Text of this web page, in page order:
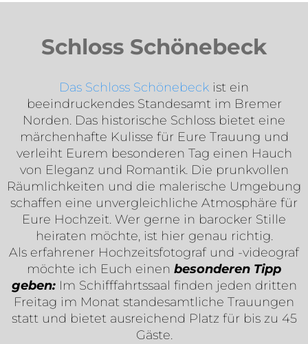
Schloss Schönebeck​
Das Schloss Schönebeck ist ein
beeindruckendes Standesamt im Bremer
Norden. Das historische Schloss bietet eine
märchenhafte Kulisse für Eure Trauung und
verleiht Eurem besonderen Tag einen Hauch
von Eleganz und Romantik. Die prunkvollen
Räumlichkeiten und die malerische Umgebung
schaffen eine unvergleichliche Atmosphäre für
Eure Hochzeit. Wer gerne in barocker Stille
heiraten möchte, ist hier genau richtig.
Als erfahrener Hochzeitsfotograf und -videograf
möchte ich Euch einen besonderen Tipp
geben:Im Schifffahrtssaal finden jeden dritten
Freitag im Monat standesamtliche Trauungen
statt und bietet ausreichend Platz für bis zu 45
Gäste.